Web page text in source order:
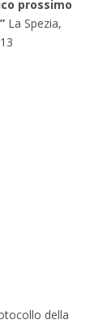
prossimo
La Spezia,
della